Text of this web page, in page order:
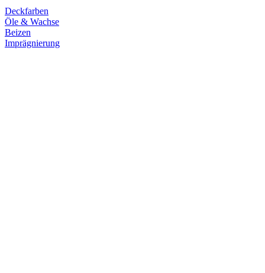
Deckfarben
Öle & Wachse
Beizen
Imprägnierung